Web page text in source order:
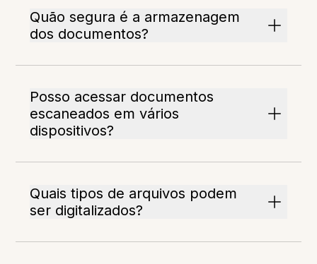
Quão segura é a armazenagem
dos documentos?
Posso acessar documentos
escaneados em vários
dispositivos?
Quais tipos de arquivos podem
ser digitalizados?